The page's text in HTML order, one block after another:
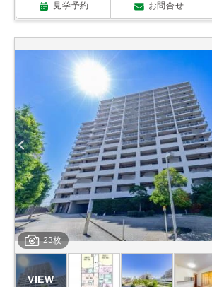
見学予約 お問合せ
23枚